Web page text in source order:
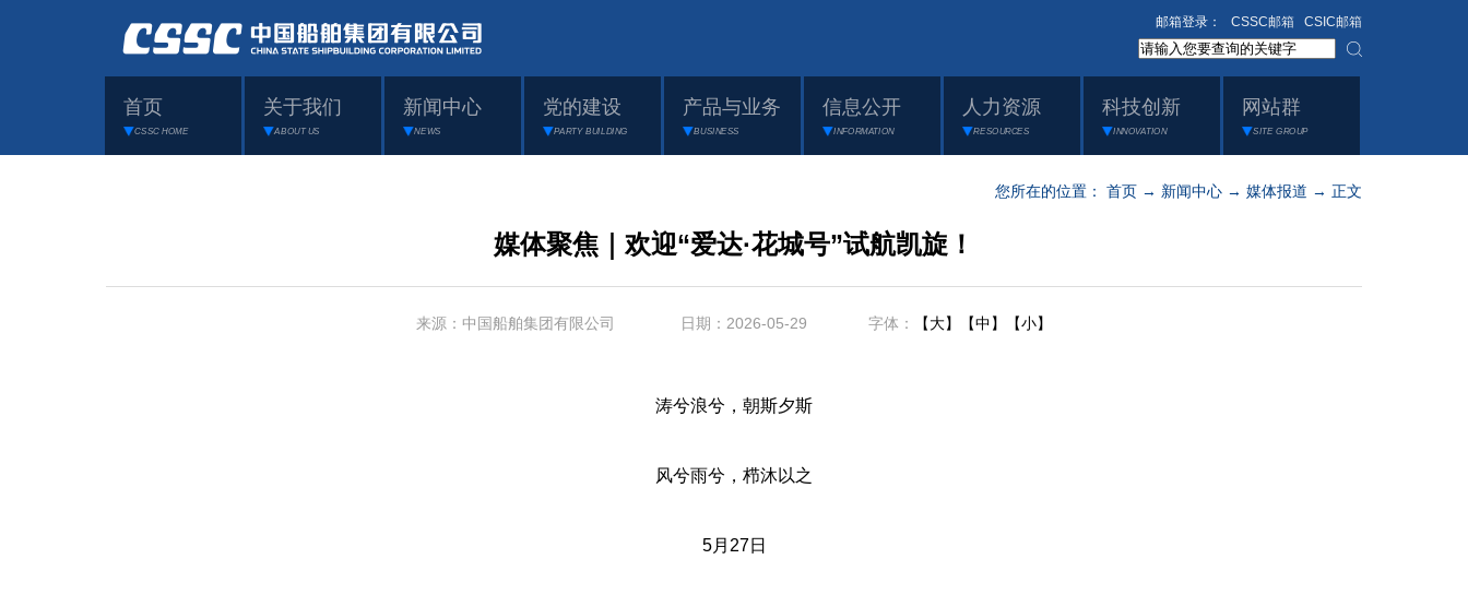
邮箱登录： CSSC邮箱 CSIC邮箱
首页
CSSC HOME
关于我们
ABOUT US
新闻中心
NEWS
党的建设
PARTY BUILDING
产品与业务
BUSINESS
信息公开
INFORMATION
人力资源
RESOURCES
科技创新
INNOVATION
网站群
SITE GROUP
您所在的位置： 首页 → 新闻中心 → 媒体报道 → 正文
媒体聚焦｜欢迎“爱达·花城号”试航凯旋！
来源：中国船舶集团有限公司 日期：2026-05-29 字体： 【大】 【中】 【小】
涛兮浪兮，朝斯夕斯
风兮雨兮，栉沐以之
5月27日